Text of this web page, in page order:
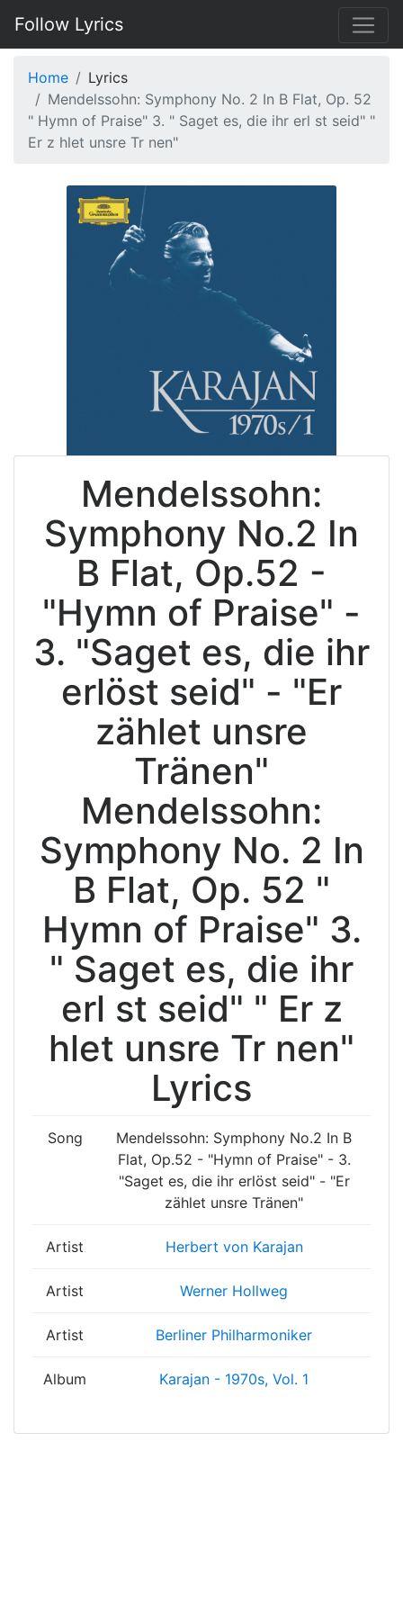
Follow Lyrics
Home
Lyrics
Mendelssohn: Symphony No. 2 In B Flat, Op. 52
" Hymn of Praise" 3. " Saget es, die ihr erl st seid" "
Er z hlet unsre Tr nen"
Mendelssohn:
Symphony No.2 In
B Flat, Op.52 -
"Hymn of Praise" -
3. "Saget es, die ihr
erlöst seid" - "Er
zählet unsre
Tränen"
Mendelssohn:
Symphony No. 2 In
B Flat, Op. 52 "
Hymn of Praise" 3.
" Saget es, die ihr
erl st seid" " Er z
hlet unsre Tr nen"
Lyrics
Song
Mendelssohn: Symphony No.2 In B
Flat, Op.52 - "Hymn of Praise" - 3.
"Saget es, die ihr erlöst seid" - "Er
zählet unsre Tränen"
Artist Herbert von Karajan
Artist Werner Hollweg
Artist Berliner Philharmoniker
Album Karajan - 1970s, Vol. 1